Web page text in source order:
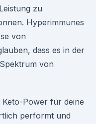
zu
Hyperimmunes
von
dass es in der
von
Power für deine
performt und